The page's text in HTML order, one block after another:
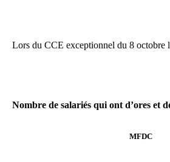
Lors du CCE exceptionnel du 8 octobre
Nombre de salariés qui ont d’ores et
MFDC